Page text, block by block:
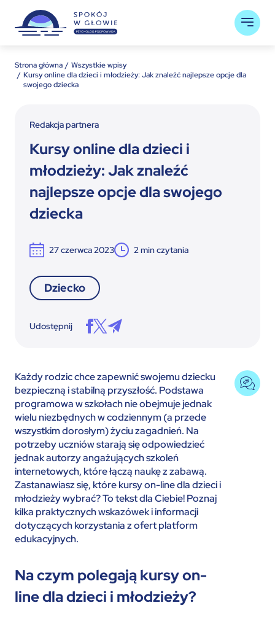
Strona główna
Wszystkie wpisy
Kursy online dla dzieci i młodzieży: Jak znaleźć najlepsze opcje dla
swojego dziecka
Redakcja partnera
Kursy online dla dzieci i
młodzieży: Jak znaleźć
najlepsze opcje dla swojego
dziecka
27 czerwca 2023 2 min czytania
Dziecko
Udostępnij
Każdy rodzic chce zapewnić swojemu dziecku
bezpieczną i stabilną przyszłość. Podstawa
programowa w szkołach nie obejmuje jednak
wielu niezbędnych w codziennym (a przede
wszystkim dorosłym) życiu zagadnień. Na
potrzeby uczniów starają się odpowiedzieć
jednak autorzy angażujących szkoleń
internetowych, które łączą naukę z zabawą.
Zastanawiasz się, które kursy on-line dla dzieci i
młodzieży wybrać? To tekst dla Ciebie! Poznaj
kilka praktycznych wskazówek i informacji
dotyczących korzystania z ofert platform
edukacyjnych.
Na czym polegają kursy on-
line dla dzieci i młodzieży?